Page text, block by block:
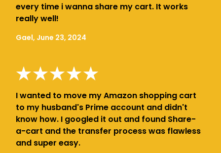
every time i wanna share my cart. It works
really well!
Gael, June 23, 2024
I wanted to move my Amazon shopping cart
to my husband's Prime account and didn't
know how. I googled it out and found Share-
a-cart and the transfer process was flawless
and super easy.